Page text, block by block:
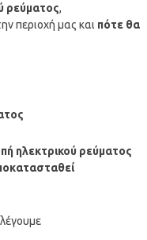
ρεύματος,
περιοχή μας και πότε θα
ηλεκτρικού ρεύματος